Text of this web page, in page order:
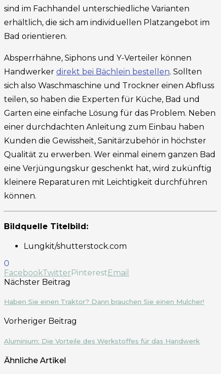
sind im Fachhandel unterschiedliche Varianten
erhältlich, die sich am individuellen Platzangebot im
Bad orientieren.
Absperrhähne, Siphons und Y-Verteiler können
Handwerker direkt bei Bächlein bestellen. Sollten
sich also Waschmaschine und Trockner einen Abfluss
teilen, so haben die Experten für Küche, Bad und
Garten eine einfache Lösung für das Problem. Neben
einer durchdachten Anleitung zum Einbau haben
Kunden die Gewissheit, Sanitärzubehör in höchster
Qualität zu erwerben. Wer einmal einem ganzen Bad
eine Verjüngungskur geschenkt hat, wird zukünftig
kleinere Reparaturen mit Leichtigkeit durchführen
können.
Bildquelle Titelbild:
Lungkit/shutterstock.com
0
FacebookTwitterPinterestEmail
Nächster Beitrag
Haben Sie einen Traktor? Dann brauchen Sie einen Mulcher!
Vorheriger Beitrag
Aluminium: Die Vorteile des Werkstoffes für das Handwerk
Ähnliche Artikel